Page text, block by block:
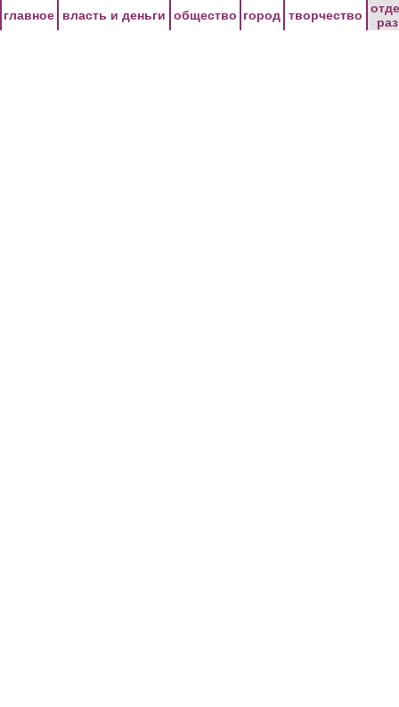
главное власть и деньги общество город творчество